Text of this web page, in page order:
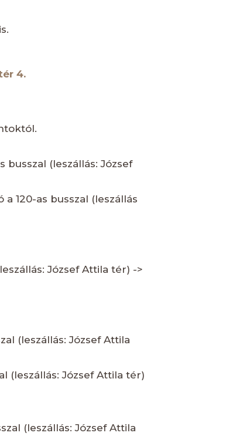
4.
busszal (leszállás: József
120-as busszal (leszállás
József Attila tér) ->
(leszállás: József Attila
(leszállás: József Attila tér)
(leszállás: József Attila